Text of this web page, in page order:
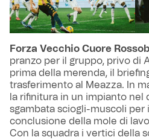
Forza Vecchio Cuore
pranzo per il gruppo, privo di
prima della merenda, il
trasferimento al Meazza. In
la rifinitura in un impianto nel
sgambata sciogli-muscoli per
conclusione della mole di
Con la squadra i vertici della